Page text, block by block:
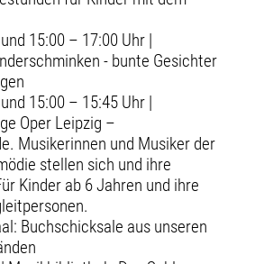
15:00 – 17:00 Uhr |
- bunte Gesichter
15:00 – 15:45 Uhr |
Oper Leipzig –
Musikerinnen und Musiker der
stellen sich und ihre
Kinder ab 6 Jahren und ihre
Buchschicksale aus unseren